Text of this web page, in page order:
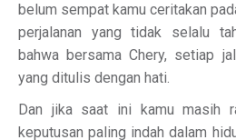
belum sempat kamu ceritakan
perjalanan yang tidak selalu
bahwa bersama Chery, setiap
yang ditulis dengan hati.
Dan jika saat ini kamu masih
keputusan paling indah dalam